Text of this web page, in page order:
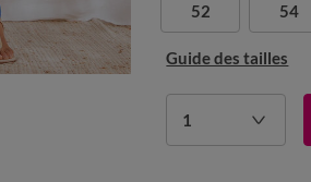
52 54
Guide des tailles
1